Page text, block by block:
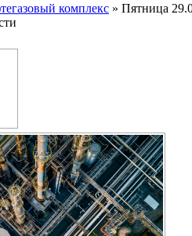
комплекс » Пятница